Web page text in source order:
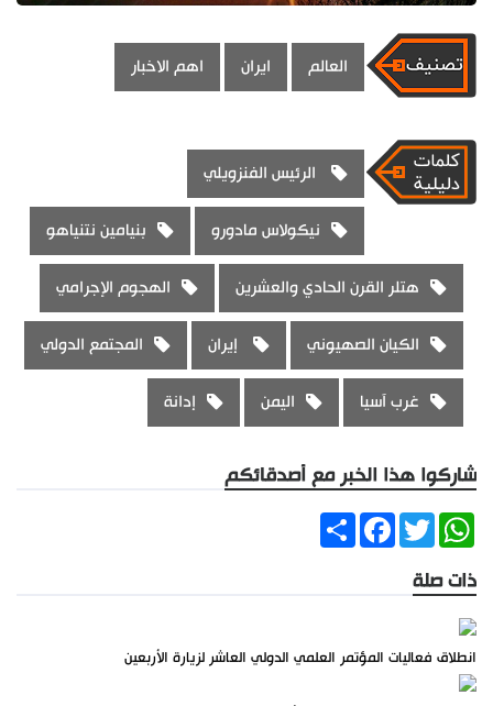
العالم ايران اهم الاخبار
الرئيس الفنزويلي
نيكولاس مادورو بنيامين نتنياهو
هتلر القرن الحادي والعشرين الهجوم الإجرامي
الكيان الصهيوني إيران المجتمع الدولي
غرب آسيا اليمن إدانة
شاركوا هذا الخبر مع أصدقائكم
ShareFacebookTwitter
WhatsApp
ذات صلة
انطلاق فعاليات المؤتمر العلمي الدولي العاشر لزيارة الأربعين